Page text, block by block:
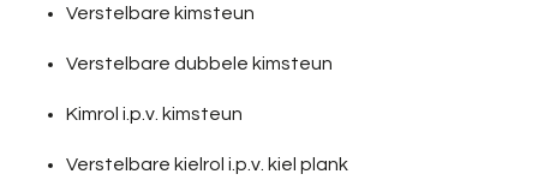
Verstelbare kimsteun
Verstelbare dubbele kimsteun
Kimrol i.p.v. kimsteun
Verstelbare kielrol i.p.v. kiel plank